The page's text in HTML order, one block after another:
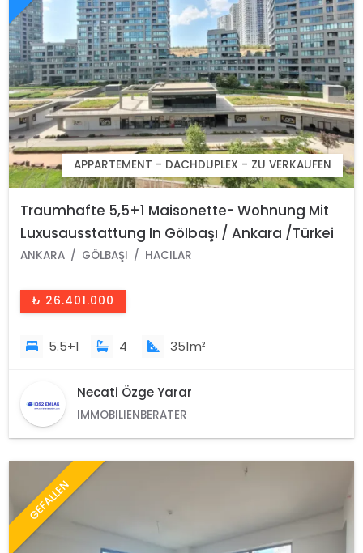
APPARTEMENT - DACHDUPLEX - ZU VERKAUFEN
Traumhafte 5,5+1 Maisonette- Wohnung Mit
Luxusausstattung In Gölbaşı / Ankara /Türkei
ANKARA GÖLBAŞI HACILAR
₺ 26.401.000
5.5+1 4 351m²
Necati Özge Yarar
IMMOBILIENBERATER
GEFALLEN